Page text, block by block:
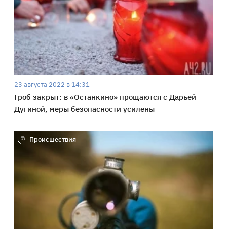
23 августа 2022 в 14:31
Гроб закрыт: в «Останкино» прощаются с Дарьей
Дугиной, меры безопасности усилены
Происшествия